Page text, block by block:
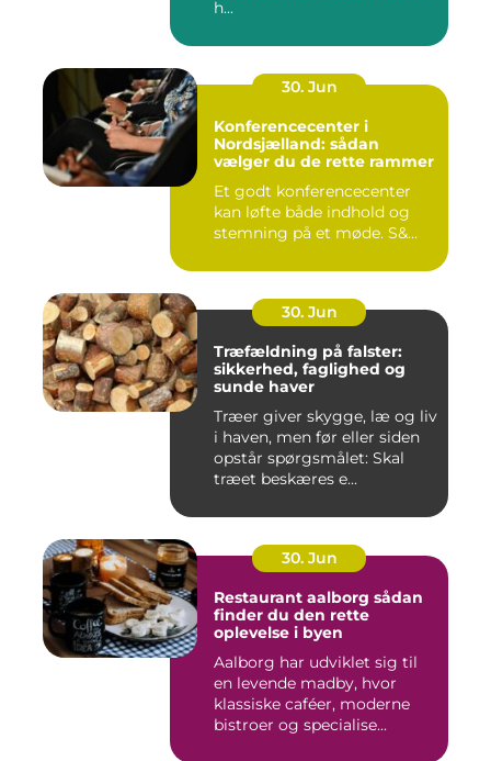
h...
30. Jun
Konferencecenter i
Nordsjælland: sådan
vælger du de rette rammer
Et godt konferencecenter
kan løfte både indhold og
stemning på et møde. S&...
30. Jun
Træfældning på falster:
sikkerhed, faglighed og
sunde haver
Træer giver skygge, læ og liv
i haven, men før eller siden
opstår spørgsmålet: Skal
træet beskæres e...
30. Jun
Restaurant aalborg sådan
finder du den rette
oplevelse i byen
Aalborg har udviklet sig til
en levende madby, hvor
klassiske caféer, moderne
bistroer og specialise...